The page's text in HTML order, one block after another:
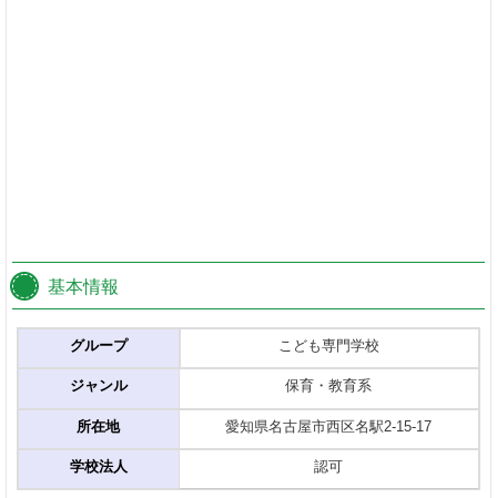
基本情報
グループ
ジャンル
所在地
学校法人
こども専門学校
保育・教育系
愛知県名古屋市西区名駅2-15-17
認可